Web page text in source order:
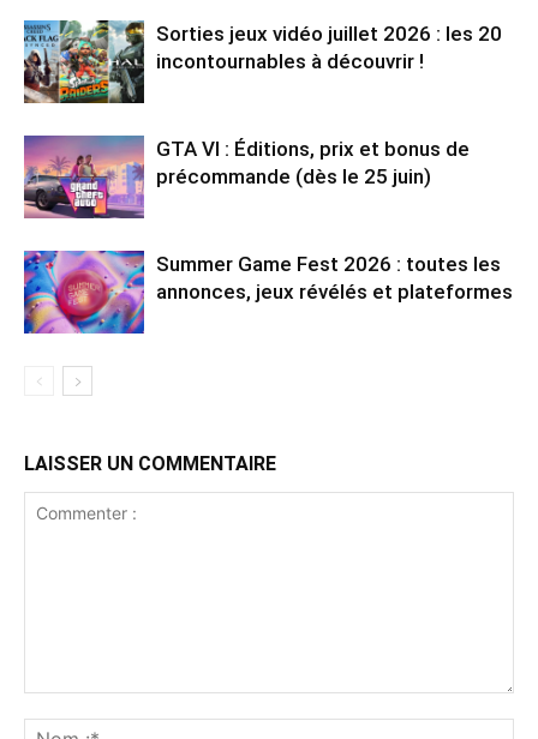
Sorties jeux vidéo juillet 2026 : les 20
incontournables à découvrir !
GTA VI : Éditions, prix et bonus de
précommande (dès le 25 juin)
Summer Game Fest 2026 : toutes les
annonces, jeux révélés et plateformes
LAISSER UN COMMENTAIRE